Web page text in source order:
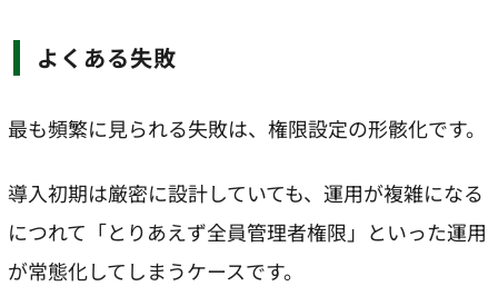
よくある失敗
最も頻繁に見られる失敗は、権限設定の形骸化です。
導入初期は厳密に設計していても、運用が複雑になる
につれて「とりあえず全員管理者権限」といった運用
が常態化してしまうケースです。